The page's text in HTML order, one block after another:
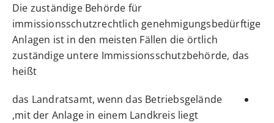
Die zuständige Behörde für
immissionsschutzrechtlich genehmigungsbedürftige
Anlagen ist in den meisten Fällen die örtlich
zuständige untere Immissionsschutzbehörde, das
heißt
das Landratsamt, wenn das Betriebsgelände
mit der Anlage in einem Landkreis liegt,